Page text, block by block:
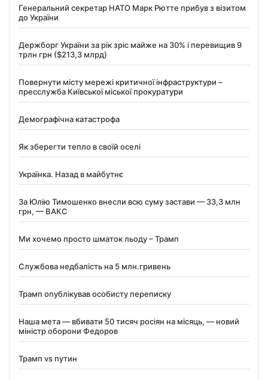
Генеральний секретар НАТО Марк Рютте прибув з візитом
до України
Держборг України за рік зріс майже на 30% і перевищив 9
трлн грн ($213,3 млрд)
Повернути місту мережі критичної інфраструктури –
пресслужба Київської міської прокуратури
Демографічна катастрофа
Як зберегти тепло в своїй оселі
Українка. Назад в майбутнє
За Юлію Тимошенко внесли всю суму застави — 33,3 млн
грн, — ВАКС
Ми хочемо просто шматок льоду – Трамп
Службова недбалість на 5 млн.гривень
Трамп опублікував особисту переписку
Наша мета — вбивати 50 тисяч росіян на місяць, — новий
міністр оборони Федоров
Трамп vs путин